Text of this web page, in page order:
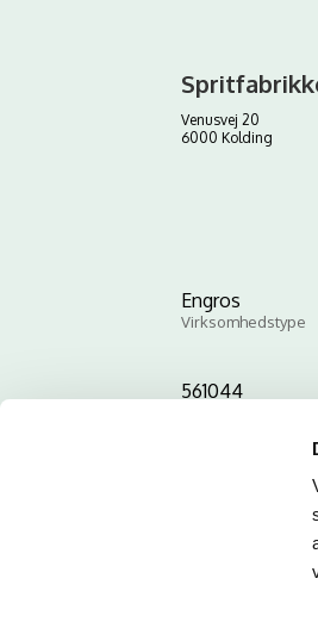
Venusvej 20
6000 Kolding
Engros
Virksomhedstype
561044